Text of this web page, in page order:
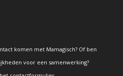
komen met Mamagisch? Of ben
voor een samenwerking?